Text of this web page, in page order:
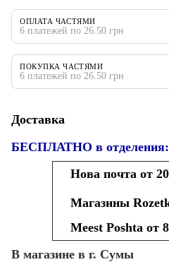
ОПЛАТА ЧАСТЯМИ
6 платежей по 26.50 грн
ПОКУПКА ЧАСТЯМИ
6 платежей по 26.50 грн
Доставка
БЕСПЛАТНО в отделения:
Нова почта от
Магазины
Meest Poshta от
В магазине в г. Сумы